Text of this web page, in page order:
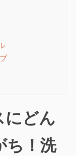
にどん
ち！洗